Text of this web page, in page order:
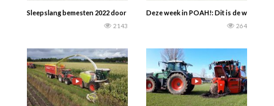
Sleepslang bemesten 2022 door Loonbedrijf De Regt b.v. uit Etten-Leur met
2143
Deze week in POAH!: Dit is de
264